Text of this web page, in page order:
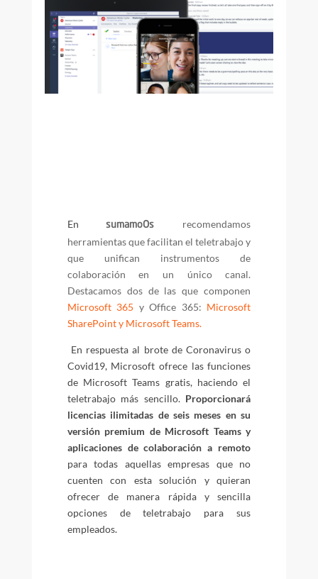
EnsumamoOs recomendamos
herramientas que facilitan el teletrabajo y
que unifican instrumentos de
colaboración en un único canal.
Destacamos dos de las que componen
Microsoft 365 y Office 365: Microsoft
SharePoint y Microsoft Teams.
En respuesta al brote de Coronavirus o
Covid19, Microsoft ofrece las funciones
de Microsoft Teams gratis, haciendo el
teletrabajo más sencillo. Proporcionará
licencias ilimitadas de seis meses en su
versión premium de Microsoft Teams y
aplicaciones de colaboración a remoto
para todas aquellas empresas que no
cuenten con esta solución y quieran
ofrecer de manera rápida y sencilla
opciones de teletrabajo para sus
empleados.